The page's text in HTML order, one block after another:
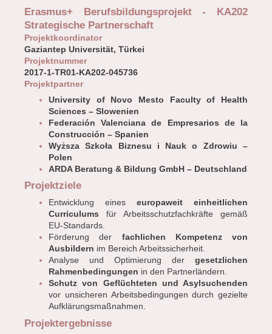
Erasmus+ Berufsbildungsprojekt - KA202
Strategische Partnerschaft
Projektkoordinator
Gaziantep Universität, Türkei
Projektnummer
2017-1-TR01-KA202-045736
Projektpartner
University of Novo Mesto Faculty of Health
Sciences – Slowenien
Federación Valenciana de Empresarios de la
Construcción – Spanien
Wyższa Szkoła Biznesu i Nauk o Zdrowiu –
Polen
ARDA Beratung & Bildung GmbH – Deutschland
Projektziele
Entwicklung eines europaweit einheitlichen
Curriculums für Arbeitsschutzfachkräfte gemäß
EU-Standards.
Förderung der fachlichen Kompetenz von
Ausbildern im Bereich Arbeitssicherheit.
Analyse und Optimierung der gesetzlichen
Rahmenbedingungen in den Partnerländern.
Schutz von Geflüchteten und Asylsuchenden
vor unsicheren Arbeitsbedingungen durch gezielte
Aufklärungsmaßnahmen.
Projektergebnisse